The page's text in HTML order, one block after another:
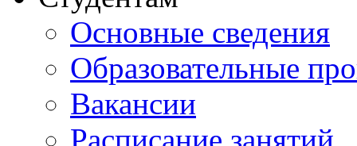
Основные сведения
Образовательные
Вакансии
Расписание занятий